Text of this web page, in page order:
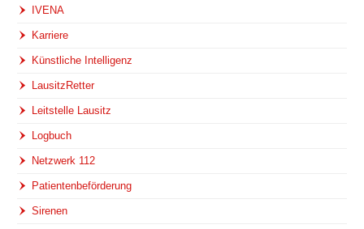
IVENA
Karriere
Künstliche Intelligenz
LausitzRetter
Leitstelle Lausitz
Logbuch
Netzwerk 112
Patientenbeförderung
Sirenen